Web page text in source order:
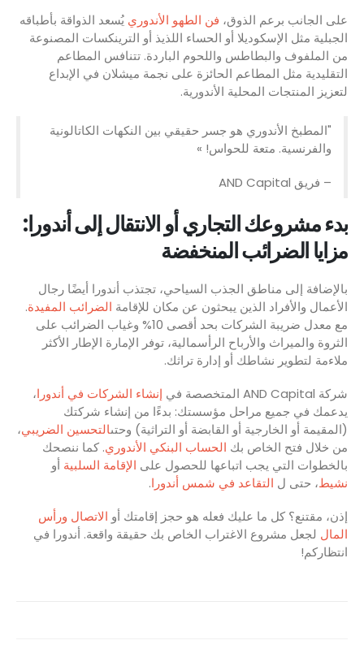
على الجانب برعم الذوق، فن الطهو الأندوري يُسعد الذواقة بأطباقه
الجبلية مثل الإسكوديلا أو الحساء اللذيذ أو الترينكسات المصنوعة
من الملفوف والبطاطس واللحوم الباردة. تتنافس المطاعم
التقليدية مثل المطاعم الحائزة على نجمة ميشلان في الإبداع
لتعزيز المنتجات المحلية الأندورية.
"المطبخ الأندوري هو جسر حقيقي بين النكهات الكاتالونية
والفرنسية. متعة للحواس! »
– فريق AND Capital
بدء مشروعك التجاري أو الانتقال إلى أندورا:
مزايا الضرائب المنخفضة
بالإضافة إلى مناطق الجذب السياحي، تجتذب أندورا أيضًا رجال
الأعمال والأفراد الذين يبحثون عن مكان للإقامة الضرائب المفيدة.
مع معدل ضريبة الشركات بحد أقصى 10% وغياب الضرائب على
الثروة والميراث والأرباح الرأسمالية، توفر الإمارة الإطار الأكثر
ملاءمة لتطوير نشاطك أو إدارة تراثك.
شركة AND Capital المتخصصة في
إنشاء الشركات في أندورا،
يدعمك في جميع مراحل مؤسستك: بدءًا من إنشاء شركتك
(المقيمة أو الخارجية أو القابضة أو التراثية) وحتىالتحسين الضريبي،
من خلال فتح الخاص بك الحساب البنكي الأندوري. كما ننصحك
بالخطوات التي يجب اتباعها للحصول على الإقامة السلبية أو
نشيط، حتى ل التقاعد في شمس أندورا.
إذن، مقتنع؟ كل ما عليك فعله هو حجز إقامتك أو الاتصال ورأس
المال لجعل مشروع الاغتراب الخاص بك حقيقة واقعة. أندورا في
انتظاركم!